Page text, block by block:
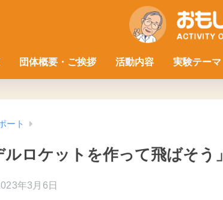
団体概要・ご挨拶 活動内容 実験テーマ
ート
ロケットを作って飛ばそう」
年3月6日